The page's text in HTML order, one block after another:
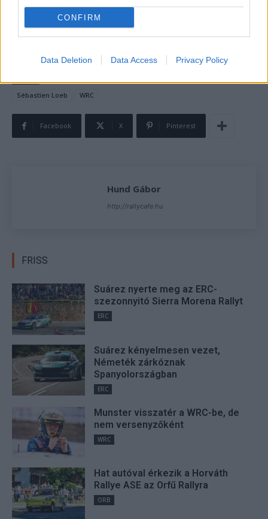
CONFIRM
Data Deletion Data Access Privacy Policy
Sébastien Loeb
WRC
Facebook X Pinterest
Hund Gábor
http://rallycafe.hu
FRISS
Suárez nyerte meg az ERC-
szezonnyitó Sierra Morena Rallyt
ERC
Suárez kényelmesen vezet,
Németék zárkóznak
Spanyolországban
ERC
Munster visszatér a WRC-be, de
nem versenyzőként
WRC
Hat autóval érkezik a Horváth
Rallye ASE az Orfű Rallyra
ORB